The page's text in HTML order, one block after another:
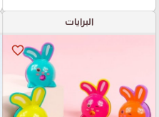
البرايات
favorite_border